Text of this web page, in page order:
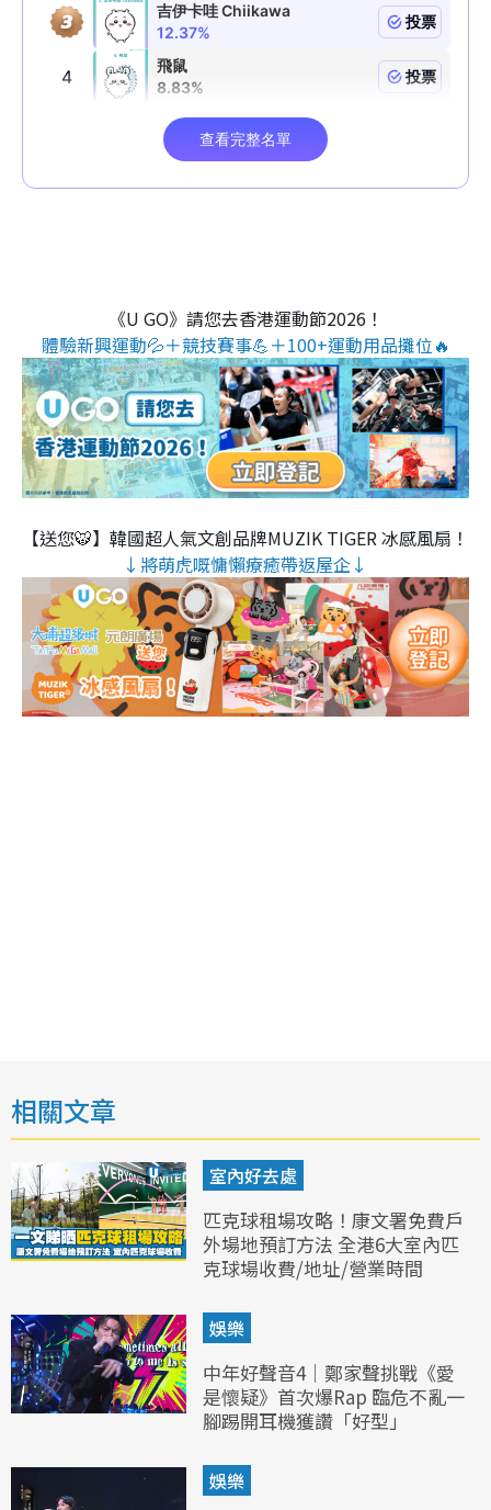
《U GO》請您去香港運動節2026！
體驗新興運動💦＋競技賽事💪＋100+運動用品攤位🔥
【送您🐯】韓國超人氣文創品牌MUZIK TIGER 冰感風扇！
↓將萌虎嘅慵懶療癒帶返屋企↓
相關文章
室內好去處
匹克球租場攻略！康文署免費戶
外場地預訂方法 全港6大室內匹
克球場收費/地址/營業時間
娛樂
中年好聲音4｜鄭家聲挑戰《愛
是懷疑》首次爆Rap 臨危不亂一
腳踢開耳機獲讚「好型」
娛樂